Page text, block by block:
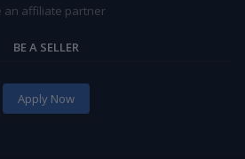
an affiliate partner
BE A SELLER
Apply Now